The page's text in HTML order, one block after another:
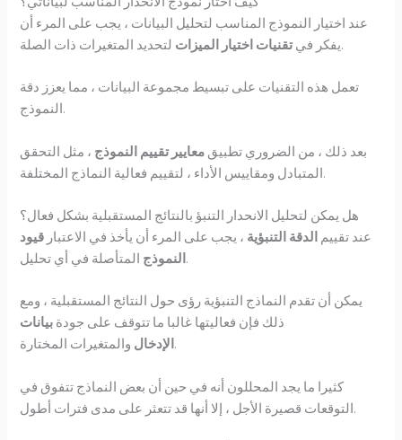
عند اختيار النموذج المناسب لتحليل البيانات ، يجب على المرء أن
يفكر فيتقنيات اختيار الميزات لتحديد المتغيرات ذات الصلة.
تعمل هذه التقنيات على تبسيط مجموعة البيانات ، مما يعزز دقة
النموذج.
بعد ذلك ، من الضروري تطبيق معايير تقييم النموذج ، مثل التحقق
المتبادل ومقاييس الأداء ، لتقييم فعالية النماذج المختلفة.
هل يمكن لتحليل الانحدار التنبؤ بالنتائج المستقبلية بشكل فعال؟
عند تقييم الدقة التنبؤية ، يجب على المرء أن يأخذ في الاعتبار قيود
النموذجالمتأصلة في أي تحليل.
يمكن أن تقدم النماذج التنبؤية رؤى حول النتائج المستقبلية ، ومع
ذلك فإن فعاليتها غالبا ما تتوقف على جودة بيانات
الإدخال والمتغيرات المختارة.
كثيرا ما يجد المحللون أنه في حين أن بعض النماذج تتفوق في
التوقعات قصيرة الأجل ، إلا أنها قد تتعثر على مدى فترات أطول.